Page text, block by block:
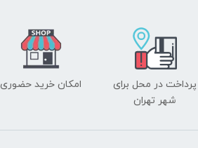
پرداخت در محل برای
شهر تهران
امکان خرید حضوری